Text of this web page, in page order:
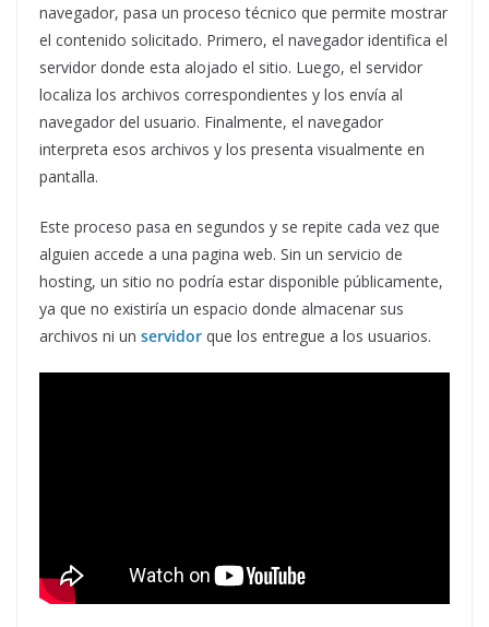
navegador, pasa un proceso técnico que permite mostrar
el contenido solicitado. Primero, el navegador identifica el
servidor donde esta alojado el sitio. Luego, el servidor
localiza los archivos correspondientes y los envía al
navegador del usuario. Finalmente, el navegador
interpreta esos archivos y los presenta visualmente en
pantalla.
Este proceso pasa en segundos y se repite cada vez que
alguien accede a una pagina web. Sin un servicio de
hosting, un sitio no podría estar disponible públicamente,
ya que no existiría un espacio donde almacenar sus
archivos ni un servidor que los entregue a los usuarios.